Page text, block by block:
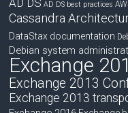
AD DS best practices
Cassandra
DataStax documentation
Debian system
Exchange
Exchange 2013
Exchange 2013